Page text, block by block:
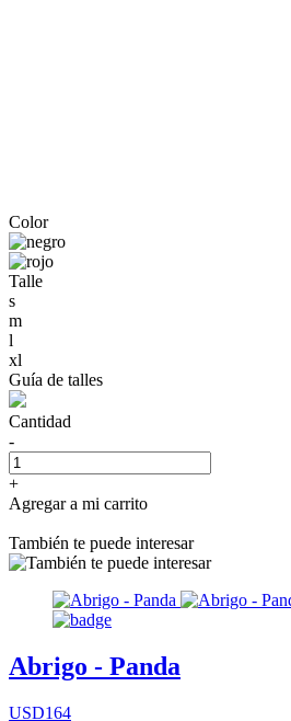
Color
Talle
s
m
l
xl
Guía de talles
Cantidad
-
+
Agregar a mi carrito
También te puede interesar
Abrigo - Panda
USD164